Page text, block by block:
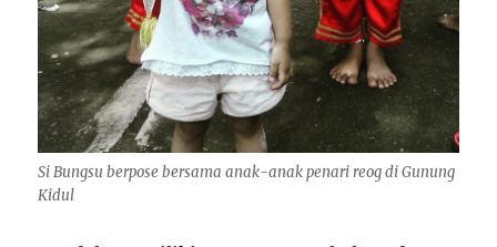
Si Bungsu berpose bersama anak-anak penari reog di Gunung
Kidul